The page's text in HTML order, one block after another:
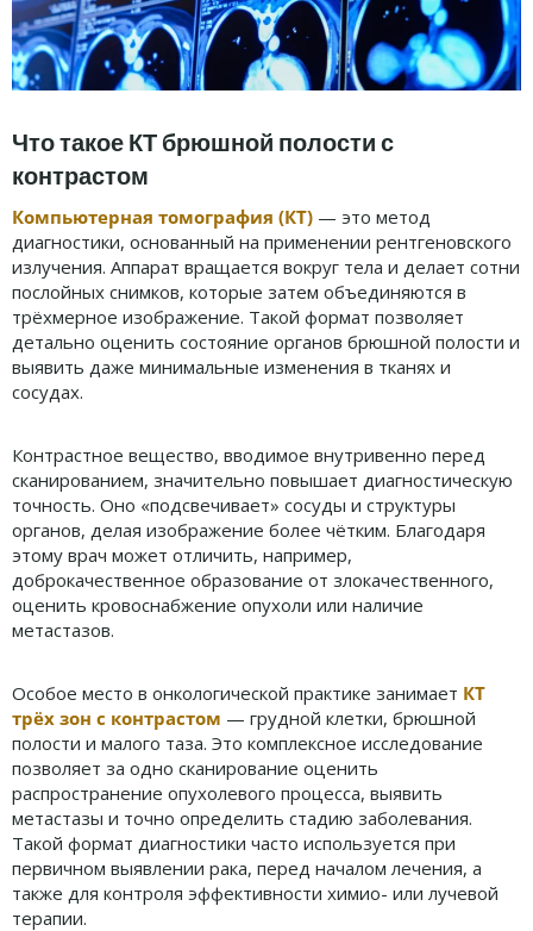
Что такое КТ брюшной полости с
контрастом
Компьютерная томография (КТ) — это метод
диагностики, основанный на применении рентгеновского
излучения. Аппарат вращается вокруг тела и делает сотни
послойных снимков, которые затем объединяются в
трёхмерное изображение. Такой формат позволяет
детально оценить состояние органов брюшной полости и
выявить даже минимальные изменения в тканях и
сосудах.
Контрастное вещество, вводимое внутривенно перед
сканированием, значительно повышает диагностическую
точность. Оно «подсвечивает» сосуды и структуры
органов, делая изображение более чётким. Благодаря
этому врач может отличить, например,
доброкачественное образование от злокачественного,
оценить кровоснабжение опухоли или наличие
метастазов.
Особое место в онкологической практике занимает КТ
трёх зон с контрастом — грудной клетки, брюшной
полости и малого таза. Это комплексное исследование
позволяет за одно сканирование оценить
распространение опухолевого процесса, выявить
метастазы и точно определить стадию заболевания.
Такой формат диагностики часто используется при
первичном выявлении рака, перед началом лечения, а
также для контроля эффективности химио- или лучевой
терапии.